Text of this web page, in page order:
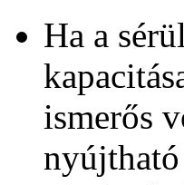
Ha a
ismerős